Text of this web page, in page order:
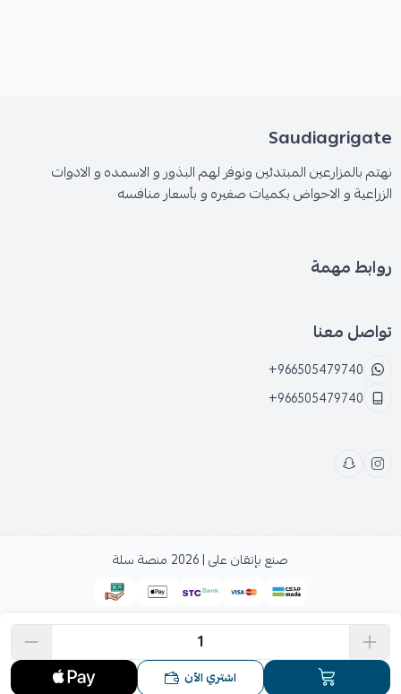
اشتري الآن
Saudiagrigate
نهتم بالمزارعين المبتدئين ونوفر لهم البذور و الاسمده و الادوات
الزراعية و الاحواض بكميات صغيره و بأسعار منافسه
روابط مهمة
تواصل معنا
+966505479740
+966505479740
صنع بإتقان على | 2026 منصة سلة